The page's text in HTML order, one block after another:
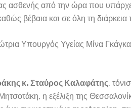
ασθενής από την ώρα που
βέβαια και σε όλη τη
Υπουργός Υγείας Μίνα
κ. Σταύρος Καλαφάτης,
η εξέλιξη της